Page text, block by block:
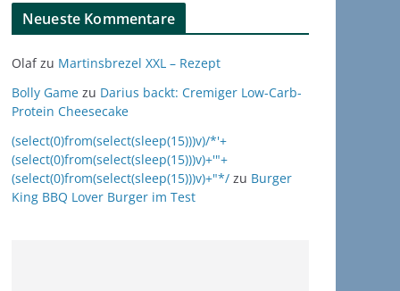
Neueste Kommentare
Olafzu Martinsbrezel XXL – Rezept
Bolly Game zu Darius backt: Cremiger Low-Carb-
Protein Cheesecake
(select(0)from(select(sleep(15)))v)/*'+
(select(0)from(select(sleep(15)))v)+'"+
(select(0)from(select(sleep(15)))v)+"*/ zu Burger
King BBQ Lover Burger im Test